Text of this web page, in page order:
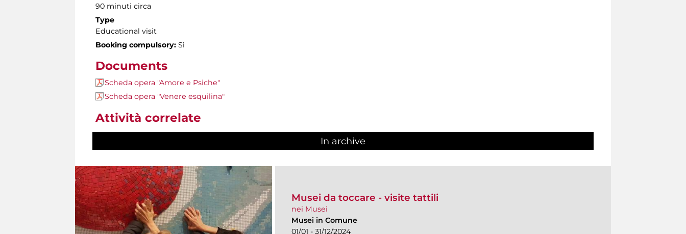
90 minuti circa
Type
Educational visit
Booking compulsory: Sì
Documents
Scheda opera "Amore e Psiche"
Scheda opera "Venere esquilina"
Attività correlate
In archive
Musei da toccare - visite tattili
nei Musei
Musei in Comune
01/01 - 31/12/2024